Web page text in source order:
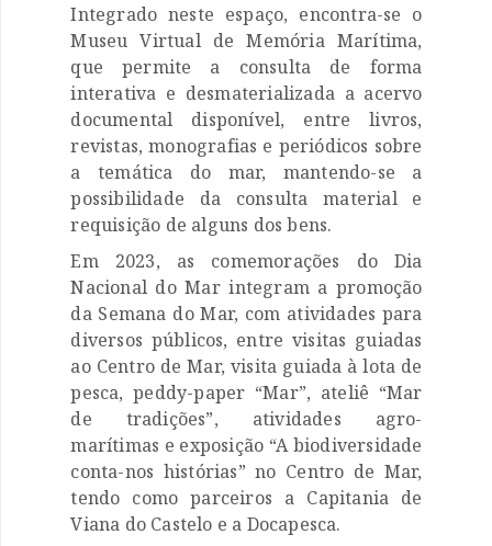
Integrado neste espaço, encontra-se o
Museu Virtual de Memória Marítima,
que permite a consulta de forma
interativa e desmaterializada a acervo
documental disponível, entre livros,
revistas, monografias e periódicos sobre
a temática do mar, mantendo-se a
possibilidade da consulta material e
requisição de alguns dos bens.
Em 2023, as comemorações do Dia
Nacional do Mar integram a promoção
da Semana do Mar, com atividades para
diversos públicos, entre visitas guiadas
ao Centro de Mar, visita guiada à lota de
pesca, peddy-paper “Mar”, ateliê “Mar
de tradições”, atividades agro-
marítimas e exposição “A biodiversidade
conta-nos histórias” no Centro de Mar,
tendo como parceiros a Capitania de
Viana do Castelo e a Docapesca.